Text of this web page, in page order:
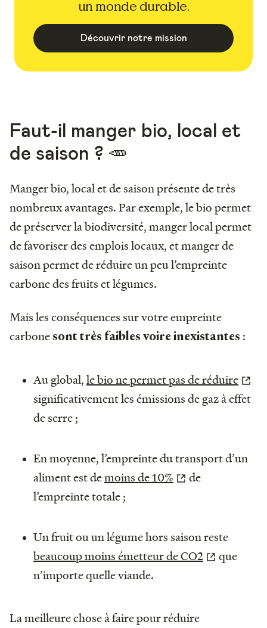
un monde durable.
Découvrir notre mission
Faut-il manger bio, local et
de saison ? 🥕
Manger bio, local et de saison présente de très
nombreux avantages. Par exemple, le bio permet
de préserver la biodiversité, manger local permet
de favoriser des emplois locaux, et manger de
saison permet de réduire un peu l’empreinte
carbone des fruits et légumes.
Mais les conséquences sur votre empreinte
carbonesont très faibles voire inexistantes :
Au global,le bio ne permet pas de réduire
significativement les émissions de gaz à effet
de serre ;
En moyenne, l’empreinte du transport d’un
aliment est demoins de 10%
de
l’empreinte totale ;
Un fruit ou un légume hors saison reste
beaucoup moins émetteur de CO2
que
n’importe quelle viande.
La meilleure chose à faire pour réduire